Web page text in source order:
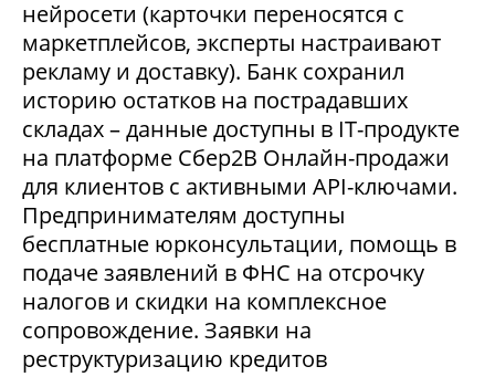
нейросети (карточки переносятся с
маркетплейсов, эксперты настраивают
рекламу и доставку). Банк сохранил
историю остатков на пострадавших
складах – данные доступны в IT-продукте
на платформе Сбер2В Онлайн-продажи
для клиентов с активными API-ключами.
Предпринимателям доступны
бесплатные юрконсультации, помощь в
подаче заявлений в ФНС на отсрочку
налогов и скидки на комплексное
сопровождение. Заявки на
реструктуризацию кредитов